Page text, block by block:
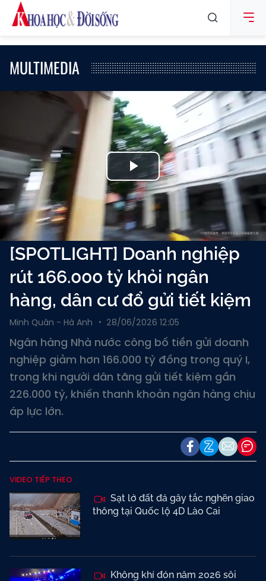
MULTIMEDIA
Play
Video
[SPOTLIGHT] Doanh nghiệp
rút 166.000 tỷ khỏi ngân
hàng, dân cư đổ gửi tiết kiệm
Minh Quân - Hà Anh 28/06/2026 12:05
Ngân hàng Nhà nước công bố tiền gửi doanh
nghiệp giảm hơn 166.000 tỷ đồng trong quý I,
trong khi người dân tăng gửi tiết kiệm gần
226.000 tỷ, khiến thanh khoản ngân hàng chịu
áp lực lớn.
VIDEO TIẾP THEO
Sạt lở đất đá gây tắc nghẽn giao
thông tại Quốc lộ 4D Lào Cai
Không khí đón năm 2026 sôi